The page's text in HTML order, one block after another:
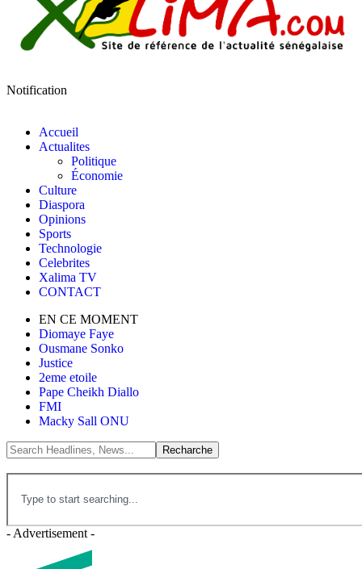
Notification
Accueil
Actualites
Politique
Économie
Culture
Diaspora
Opinions
Sports
Technologie
Celebrites
Xalima TV
CONTACT
EN CE MOMENT
Diomaye Faye
Ousmane Sonko
Justice
2eme etoile
Pape Cheikh Diallo
FMI
Macky Sall ONU
- Advertisement -